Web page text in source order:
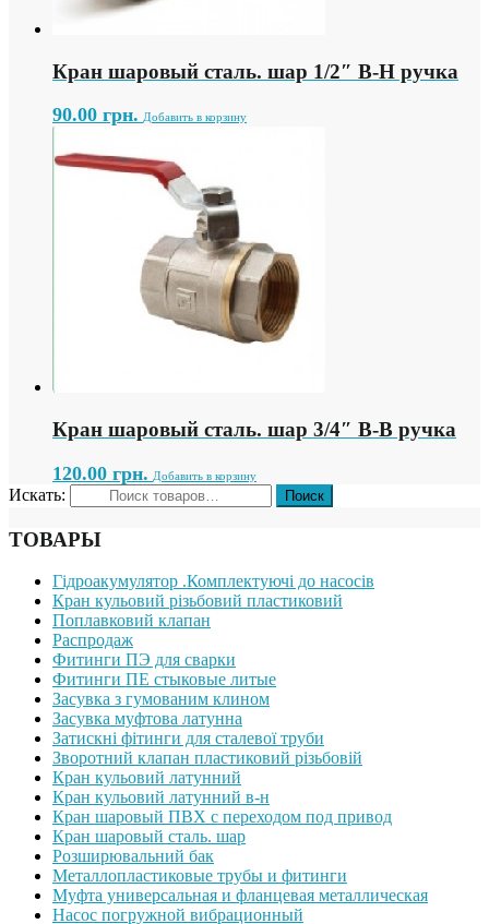
Кран шаровый сталь. шар 1/2″ В-Н ручка
90.00 грн. Добавить в корзину
Кран шаровый сталь. шар 3/4″ В-В ручка
120.00 грн. Добавить в корзину
Искать:
ТОВАРЫ
Гідроакумулятор .Комплектуючі до насосів
Кран кульовий різьбовий пластиковий
Поплавковий клапан
Распродаж
Фитинги ПЭ для сварки
Фитинги ПЕ стыковые литые
Засувка з гумованим клином
Засувка муфтова латунна
Затискні фітинги для сталевої труби
Зворотний клапан пластиковий різьбовій
Кран кульовий латунний
Кран кульовий латунний в-н
Кран шаровый ПВХ с переходом под привод
Кран шаровый сталь. шар
Розширювальний бак
Металлопластиковые трубы и фитинги
Муфта универсальная и фланцевая металлическая
Насос погружной вибрационный